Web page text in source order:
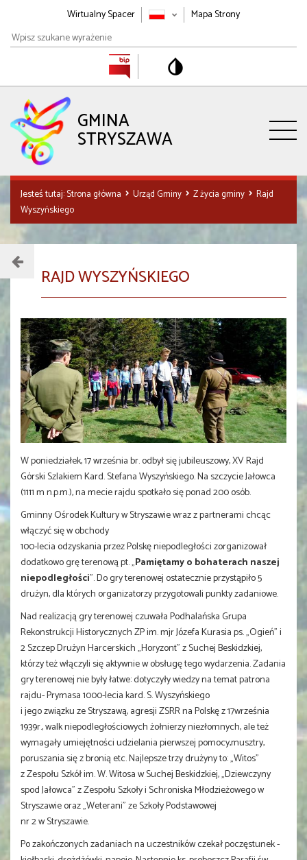
Wirtualny Spacer
Mapa Strony
Wpisz
szukane
GMINA
STRYSZAWA
Jesteś tutaj:Strona główna Urząd Gminy Z życia gminy
Rajd
Wyszyńskiego
Menu
RAJD WYSZYŃSKIEGO
W poniedziałek, 17 września br. odbył się jubileuszowy, XV Rajd
Górski Szlakiem Kard. Stefana Wyszyńskiego. Na szczycie Jałowca
(1111 m n.p.m.), na mecie rajdu spotkało się ponad 200 osób.
Gminny Ośrodek Kultury w Stryszawie wraz z partnerami chcąc
włączyć się w obchody
100-lecia odzyskania przez Polskę niepodległości zorganizował
dodatkowo grę terenową pt. „Pamiętamy o bohaterach naszej
niepodległości”. Do gry terenowej ostatecznie przystąpiło 5
drużyn, dla których organizatorzy przygotowali punkty zadaniowe.
Nad realizacją gry terenowej czuwała Podhalańska Grupa
Rekonstrukcji Historycznych ZP im. mjr Józefa Kurasia ps. „Ogień” i
2 Szczep Drużyn Harcerskich „Horyzont” z Suchej Beskidzkiej,
którzy też włączyli się aktywnie w obsługę tego wydarzenia. Zadania
gry terenowej nie były łatwe: dotyczyły wiedzy na temat patrona
rajdu- Prymasa 1000-lecia kard. S. Wyszyńskiego
i jego związku ze Stryszawą, agresji ZSRR na Polskę z 17września
1939r., walk niepodległościowych żołnierzy niezłomnych, ale też
wymagały umiejętności udzielania pierwszej pomocy,musztry,
poruszania się z bronią etc. Najlepsze trzy drużyny to: „Witos”
z Zespołu Szkół im. W. Witosa w Suchej Beskidzkiej, „Dziewczyny
spod Jałowca” z Zespołu Szkoły i Schroniska Młodzieżowego w
Stryszawie oraz „Weterani” ze Szkoły Podstawowej
nr 2 w Stryszawie.
Po zakończonych zadaniach na uczestników czekał poczęstunek -